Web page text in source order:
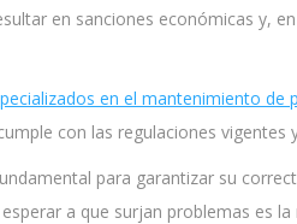
en sanciones económicas y,
en el mantenimiento de
con las regulaciones vigentes
para garantizar su
a que surjan problemas es